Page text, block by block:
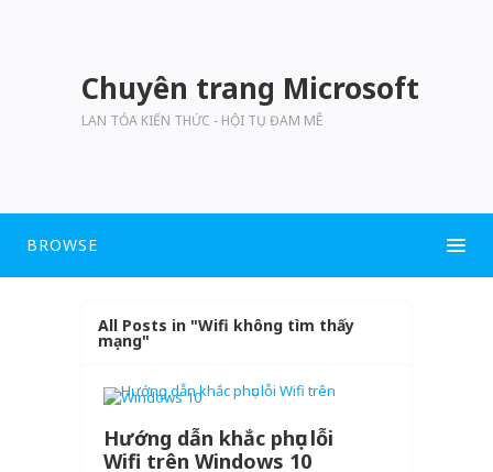
Chuyên trang Microsoft
LAN TỎA KIẾN THỨC - HỘI TỤ ĐAM MÊ
BROWSE
All Posts in "Wifi không tìm thấy
mạng"
Hướng dẫn khắc phục lỗi
Wifi trên Windows 10